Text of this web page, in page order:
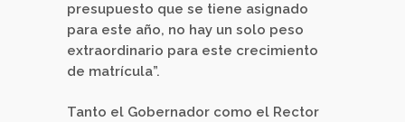
presupuesto que se tiene asignado
para este año, no hay un solo peso
extraordinario para este crecimiento
de matrícula”.
Tanto el Gobernador como el Rector